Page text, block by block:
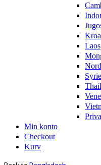
Laos
Min konto
Checkout
Kurv